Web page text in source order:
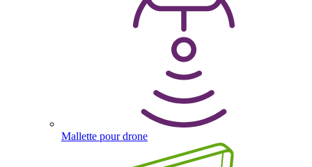
Mallette pour drone